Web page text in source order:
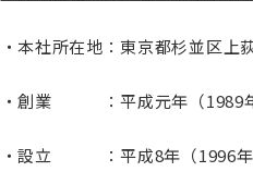
・本社所在地：東京都杉並区
・創業 ：平成元年（1989
・設立 ：平成8年（1996年